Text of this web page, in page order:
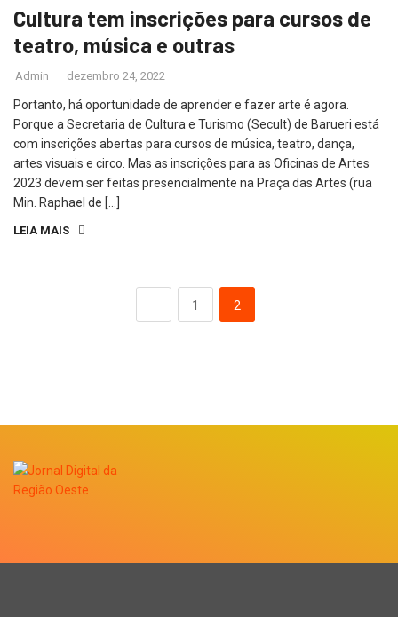
Cultura tem inscrições para cursos de
teatro, música e outras
Admin dezembro 24, 2022
Portanto, há oportunidade de aprender e fazer arte é agora.
Porque a Secretaria de Cultura e Turismo (Secult) de Barueri está
com inscrições abertas para cursos de música, teatro, dança,
artes visuais e circo. Mas as inscrições para as Oficinas de Artes
2023 devem ser feitas presencialmente na Praça das Artes (rua
Min. Raphael de […]
LEIA MAIS
1 2